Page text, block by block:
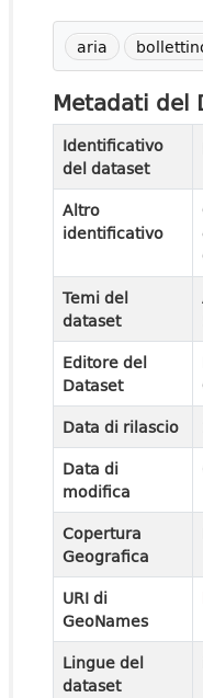
aria
Metadati del
Identificativo
del dataset
Altro
identificativo
Temi del
dataset
Editore del
Dataset
Data di rilascio
Data di
modifica
Copertura
Geografica
URI di
GeoNames
Lingue del
dataset